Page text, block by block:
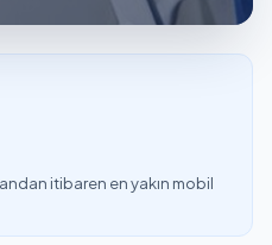
andan itibaren en yakın mobil